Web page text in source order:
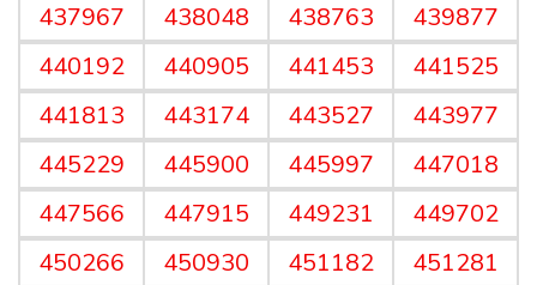
437967
438048 438763
439877
440192
440905 441453
441525
441813
443174 443527
443977
445229
445900 445997
447018
447566
447915 449231
449702
450266
450930 451182
451281